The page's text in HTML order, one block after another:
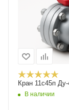
Кран 11с45п
В наличии